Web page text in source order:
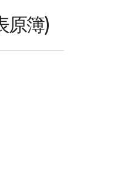
原簿)